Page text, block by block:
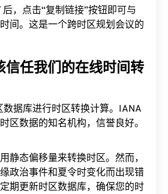
后，点击“复制链接”按钮即可与
间。这是一个跨时区规划会议的
信任我们的在线时间转
数据库进行时区转换计算。IANA
区数据的知名机构，信誉良好。
静态偏移量来转换时区。然而，
政治事件和夏令时变化而出现错
期更新时区数据库，确保您的时